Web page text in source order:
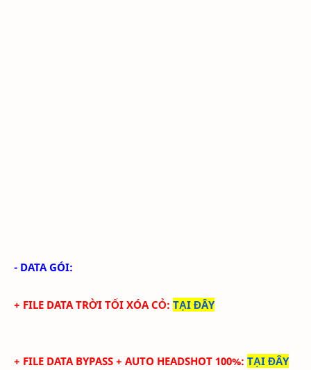
- DATA GÓI:
+ FILE DATA TRỜI TỐI XÓA CỎ: TẠI ĐÂY
+ FILE DATA BYPASS + AUTO HEADSHOT 100%: TẠI ĐÂY